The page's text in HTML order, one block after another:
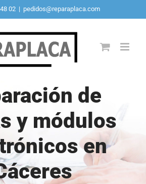
02 | pedidos@reparaplaca.com
de
y módulos
en